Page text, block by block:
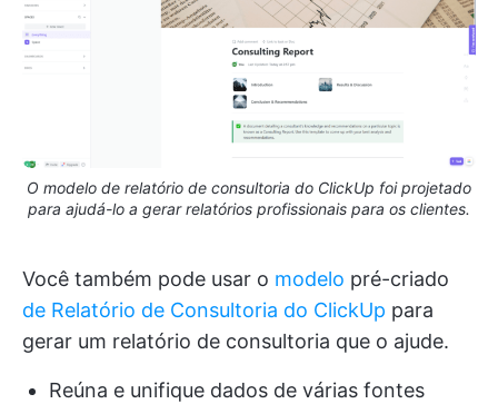
O modelo de relatório de consultoria do ClickUp foi projetado
para ajudá-lo a gerar relatórios profissionais para os clientes.
Você também pode usar o modelo pré-criado
de Relatório de Consultoria do ClickUp para
gerar um relatório de consultoria que o ajude.
Reúna e unifique dados de várias fontes